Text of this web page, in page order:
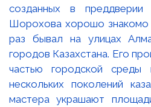
созданных в
Шорохова хорошо знакомо
раз бывал на улицах
городов Казахстана. Его
частью городской среды
нескольких поколений
мастера украшают